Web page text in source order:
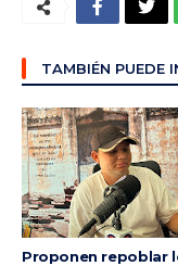
TAMBIÉN PUEDE
Proponen repoblar